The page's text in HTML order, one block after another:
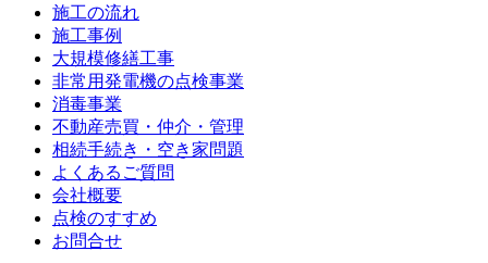
施工の流れ
施工事例
大規模修繕工事
非常用発電機の点検事業
消毒事業
不動産売買・仲介・管理
相続手続き・空き家問題
よくあるご質問
会社概要
点検のすすめ
お問合せ